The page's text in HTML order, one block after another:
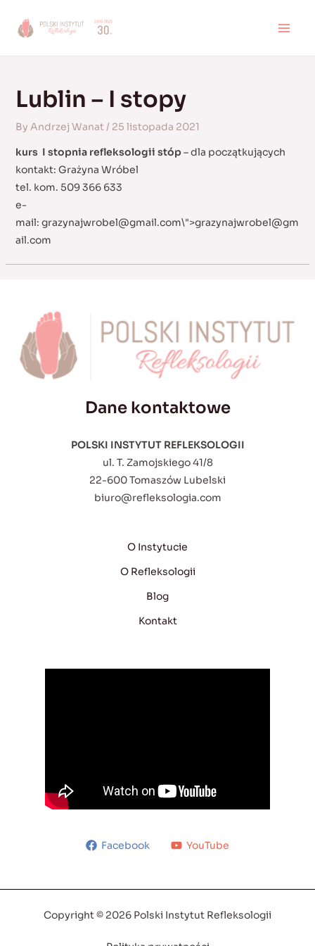
Lublin – I stopy
By Andrzej Wanat/ 25 listopada 2021
kurs I stopnia refleksologii stóp– dla początkujących
kontakt: Grażyna Wróbel
tel. kom. 509 366 633
e-
mail: grazynajwrobel@gmail.com\">grazynajwrobel@gm
ail.com
Dane kontaktowe
POLSKI INSTYTUT REFLEKSOLOGII
ul. T. Zamojskiego 41/8
22-600 Tomaszów Lubelski
biuro@refleksologia.com
O Instytucie
O Refleksologii
Blog
Kontakt
Facebook YouTube
Copyright © 2026 Polski Instytut Refleksologii